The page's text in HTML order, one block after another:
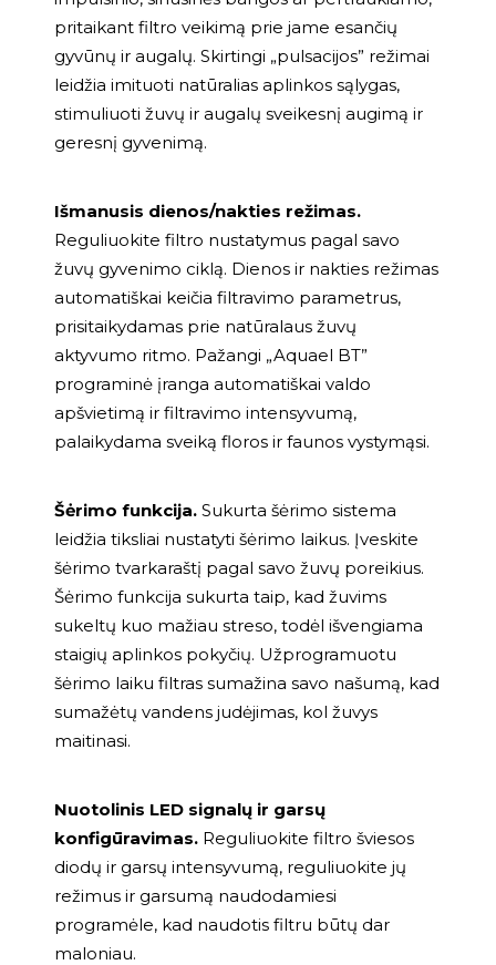
pritaikant filtro veikimą prie jame esančių
gyvūnų ir augalų. Skirtingi „pulsacijos” režimai
leidžia imituoti natūralias aplinkos sąlygas,
stimuliuoti žuvų ir augalų sveikesnį augimą ir
geresnį gyvenimą.
Išmanusis dienos/nakties režimas.
Reguliuokite filtro nustatymus pagal savo
žuvų gyvenimo ciklą. Dienos ir nakties režimas
automatiškai keičia filtravimo parametrus,
prisitaikydamas prie natūralaus žuvų
aktyvumo ritmo. Pažangi „Aquael BT”
programinė įranga automatiškai valdo
apšvietimą ir filtravimo intensyvumą,
palaikydama sveiką floros ir faunos vystymąsi.
Šėrimo funkcija. Sukurta šėrimo sistema
leidžia tiksliai nustatyti šėrimo laikus. Įveskite
šėrimo tvarkaraštį pagal savo žuvų poreikius.
Šėrimo funkcija sukurta taip, kad žuvims
sukeltų kuo mažiau streso, todėl išvengiama
staigių aplinkos pokyčių. Užprogramuotu
šėrimo laiku filtras sumažina savo našumą, kad
sumažėtų vandens judėjimas, kol žuvys
maitinasi.
Nuotolinis LED signalų ir garsų
konfigūravimas. Reguliuokite filtro šviesos
diodų ir garsų intensyvumą, reguliuokite jų
režimus ir garsumą naudodamiesi
programėle, kad naudotis filtru būtų dar
maloniau.